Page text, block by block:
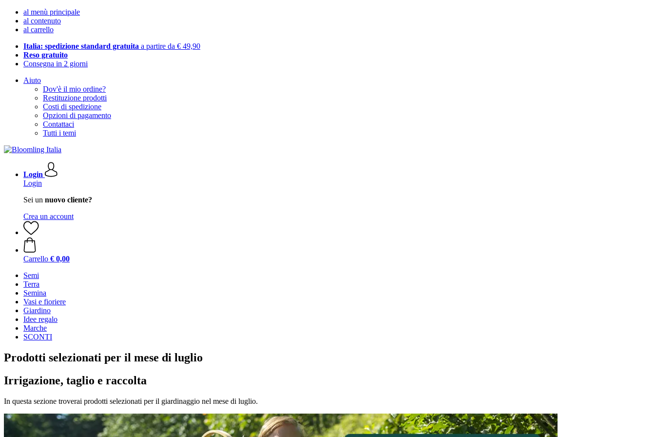
al menù principale
al contenuto
al carrello
Italia: spedizione standard gratuita a partire da € 49,90
Reso gratuito
Consegna in 2 giorni
Aiuto
Dov'è il mio ordine?
Restituzione prodotti
Costi di spedizione
Opzioni di pagamento
Contattaci
Tutti i temi
Login
Login
Sei un nuovo cliente?
Crea un account
Carrello € 0,00
Semi
Terra
Semina
Vasi e fioriere
Giardino
Idee regalo
Marche
SCONTI
Prodotti selezionati per il mese di luglio
Irrigazione, taglio e raccolta
In questa sezione troverai prodotti selezionati per il giardinaggio nel mese di luglio.